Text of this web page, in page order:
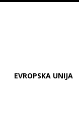
EVROPSKA UNIJA